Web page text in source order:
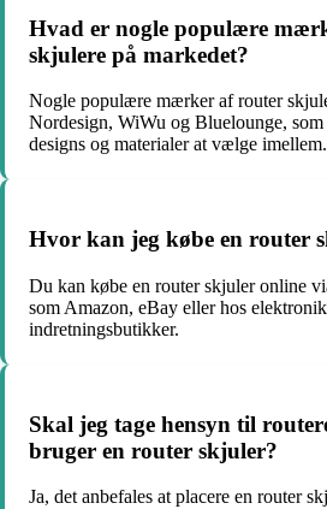
Hvad er nogle populære
skjulere på markedet?
Nogle populære mærker af router
Nordesign, WiWu og Bluelounge,
designs og materialer at vælge imellem.
Hvor kan jeg købe en router
Du kan købe en router skjuler online
som Amazon, eBay eller hos
indretningsbutikker.
Skal jeg tage hensyn til
bruger en router skjuler?
Ja, det anbefales at placere en router